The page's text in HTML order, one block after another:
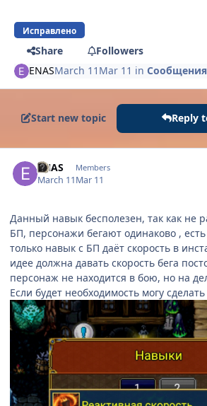
Исправлено
Share
Followers
ENASMarch 11 Mar 11 in
Start new topic Reply
ENAS Members
March 11Mar 11
Данный навык бесполезен, так как не
БП, персонажи бегают одинаково ,
только навык с БП даёт скорость в
идее должна давать скорость бега
персонаж не находится в бою, но на
Если будет необходимость могу